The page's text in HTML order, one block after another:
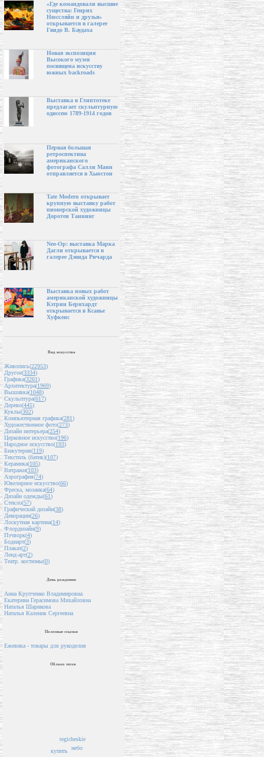
«Где командовали высшие
существа: Генрих
Нюссляйн и друзья»
открывается в галерее
Гвидо В. Баудаха
Новая экспозиция
Высокого музея
посвящена искусству
южных backroads
Выставка в Глиптотеке
предлагает скульптурную
одиссею 1789-1914 годов
Первая большая
ретроспектива
американского
фотографа Салли Манн
отправляется в Хьюстон
Tate Modern открывает
крупную выставку работ
пионерской художницы
Доротеи Таннинг
Neo-Op: выставка Марка
Дагли открывается в
галерее Дэвида Ричарда
Выставка новых работ
американской художницы
Кэтрин Бернхардт
открывается в Ксавье
Хуфкенс
Вид искусства
Живопись(22953)
Другое(3334)
Графика(3261)
Архитектура(1969)
Вышивка(1048)
Скульптура(617)
Дерево(445)
Куклы(302)
Компьютерная графика(281)
Художественное фото(273)
Дизайн интерьера(254)
Церковное искусство(196)
Народное искусство(193)
Бижутерия(119)
Текстиль (батик)(107)
Керамика(105)
Витражи(103)
Аэрография(74)
Ювелирное искусство(66)
Фреска, мозаика(64)
Дизайн одежды(61)
Стекло(57)
Графический дизайн(38)
Декорации(26)
Лоскутная картина(14)
Флордизайн(9)
Пэчворк(4)
Бодиарт(3)
Плакат(2)
Ленд-арт(2)
Театр. костюмы(0)
День рождения
Анна Крупченко Владимировна
Екатерина Герасимова Михайловна
Наталья Шарикова
Наталья Каленик Сергеевна
Полезные ссылки
Ежевика - товары для рукоделия
Облако тегов
купить
tegicheskie
небо